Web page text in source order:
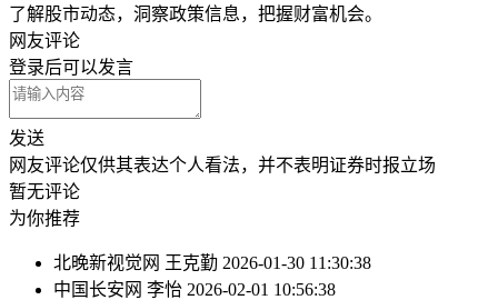
了解股市动态，洞察政策信息，把握财富机会。
网友评论
登录后可以发言
发送
网友评论仅供其表达个人看法，并不表明证券时报立场
暂无评论
为你推荐
北晚新视觉网 王克勤 2026-01-30 11:30:38
中国长安网 李怡 2026-02-01 10:56:38